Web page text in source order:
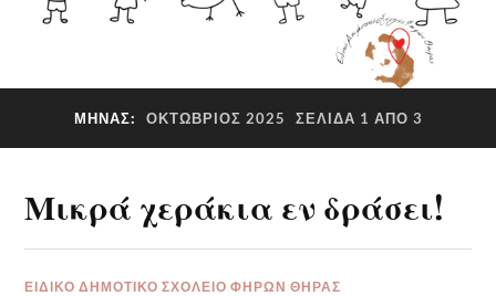
ΜΉΝΑΣ: ΟΚΤΏΒΡΙΟΣ 2025 ΣΕΛΊΔΑ 1 ΑΠΌ 3
Μικρά χεράκια εν δράσει!
ΕΙΔΙΚΟ ΔΗΜΟΤΙΚΟ ΣΧΟΛΕΙΟ ΦΗΡΩΝ ΘΗΡΑΣ